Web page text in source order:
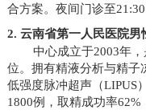
合方案。夜间门诊至21:30
2. 云南省第一人民医院男
中心成立于2003年
位。拥有精液分析与精子
低强度脉冲超声（LIPUS
1800例，取精成功率